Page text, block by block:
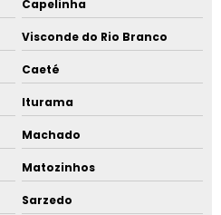
Capelinha
Visconde do Rio Branco
Caeté
Iturama
Machado
Matozinhos
Sarzedo